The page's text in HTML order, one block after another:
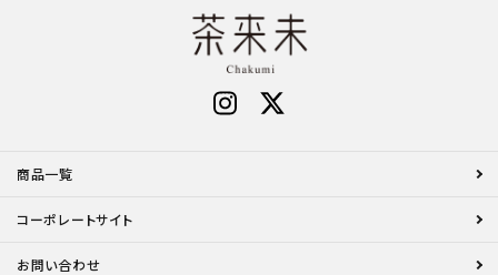
商品一覧
コーポレートサイト
お問い合わせ